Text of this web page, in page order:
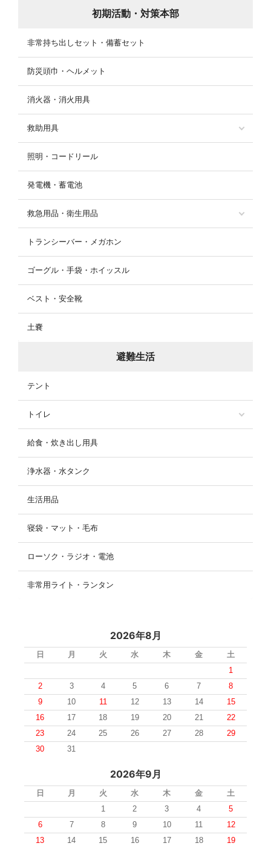
初期活動・対策本部
非常持ち出しセット・備蓄セット
防災頭巾・ヘルメット
消火器・消火用具
救助用具
照明・コードリール
発電機・蓄電池
救急用品・衛生用品
トランシーバー・メガホン
ゴーグル・手袋・ホイッスル
ベスト・安全靴
土嚢
避難生活
テント
トイレ
給食・炊き出し用具
浄水器・水タンク
生活用品
寝袋・マット・毛布
ローソク・ラジオ・電池
非常用ライト・ランタン
2026年8月
日 月 火 水 木 金
土
1
2
3 4 5 6 7
8
9
10 11 12 13 14
15
16
17 18 19 20 21
22
23
24 25 26 27 28
29
30
31
2026年9月
日 月 火 水 木 金
土
1
2 3 4
5
6
7 8 9 10 11
12
13
14 15 16 17 18
19